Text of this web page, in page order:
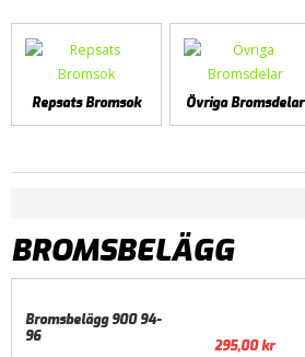
Repsats Bromsok Övriga Bromsdelar
BROMSBELÄGG
Bromsbelägg 900 94-
96
295,00kr